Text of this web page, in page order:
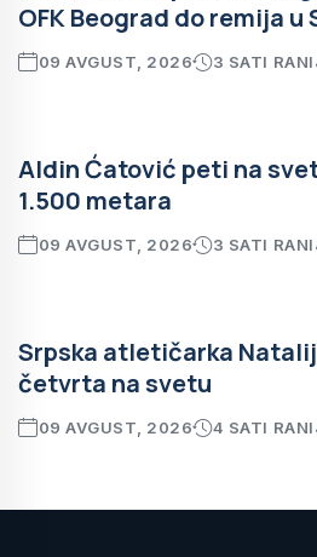
OFK Beograd do remija u
09 AVGUST, 2026 3 SATI
Aldin Ćatović peti na
1.500 metara
09 AVGUST, 2026 3 SATI
Srpska atletičarka
četvrta na svetu
09 AVGUST, 2026 4 SATI